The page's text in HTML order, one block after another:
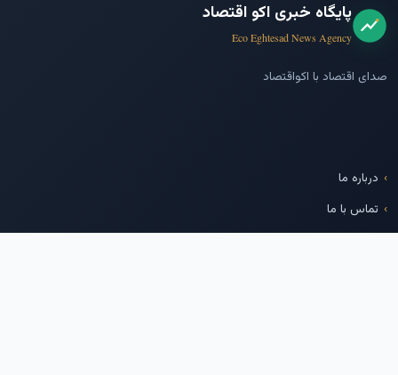
پایگاه خبری اکو اقتصاد
Eco Eghtesad News Agency
صدای اقتصاد با اکواقتصاد
درباره ما
تماس با ما